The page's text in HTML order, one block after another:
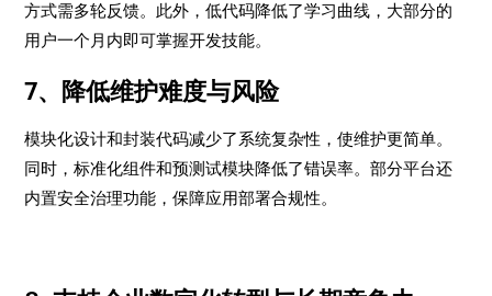
方式需多轮反馈。此外，低代码降低了学习曲线，大部分的
用户一个月内即可掌握开发技能。
7、 降低维护难度与风险
模块化设计和封装代码减少了系统复杂性，使维护更简单。
同时，标准化组件和预测试模块降低了错误率。部分平台还
内置安全治理功能，保障应用部署合规性。